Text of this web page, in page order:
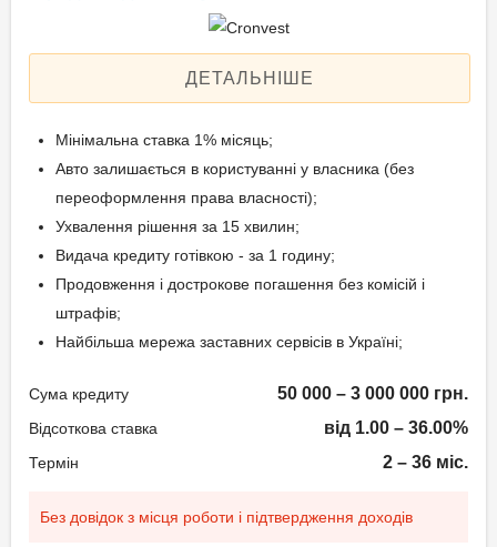
ДЕТАЛЬНІШЕ
Мінімальна ставка 1% місяць;
Авто залишається в користуванні у власника (без
переоформлення права власності);
Ухвалення рішення за 15 хвилин;
Видача кредиту готівкою - за 1 годину;
Продовження і дострокове погашення без комісій і
штрафів;
Найбільша мережа заставних сервісів в Україні;
Сума кредиту 50 000 – 3 000 000 грн.
Відсоткова ставка від 1.00 – 36.00%
Термін 2 – 36 міс.
Без довідок з місця роботи і підтвердження доходів